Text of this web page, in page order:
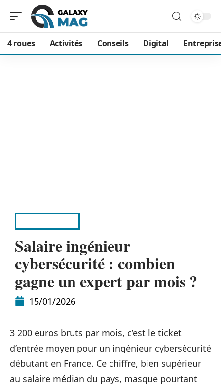
4 roues Activités Conseils Digital
Salaire ingénieur
cybersécurité : combien
gagne un expert par mois ?
15/01/2026
3 200 euros bruts par mois, c’est le ticket
d’entrée moyen pour un ingénieur cybersécurité
débutant en France. Ce chiffre, bien supérieur
au salaire médian du pays, masque pourtant